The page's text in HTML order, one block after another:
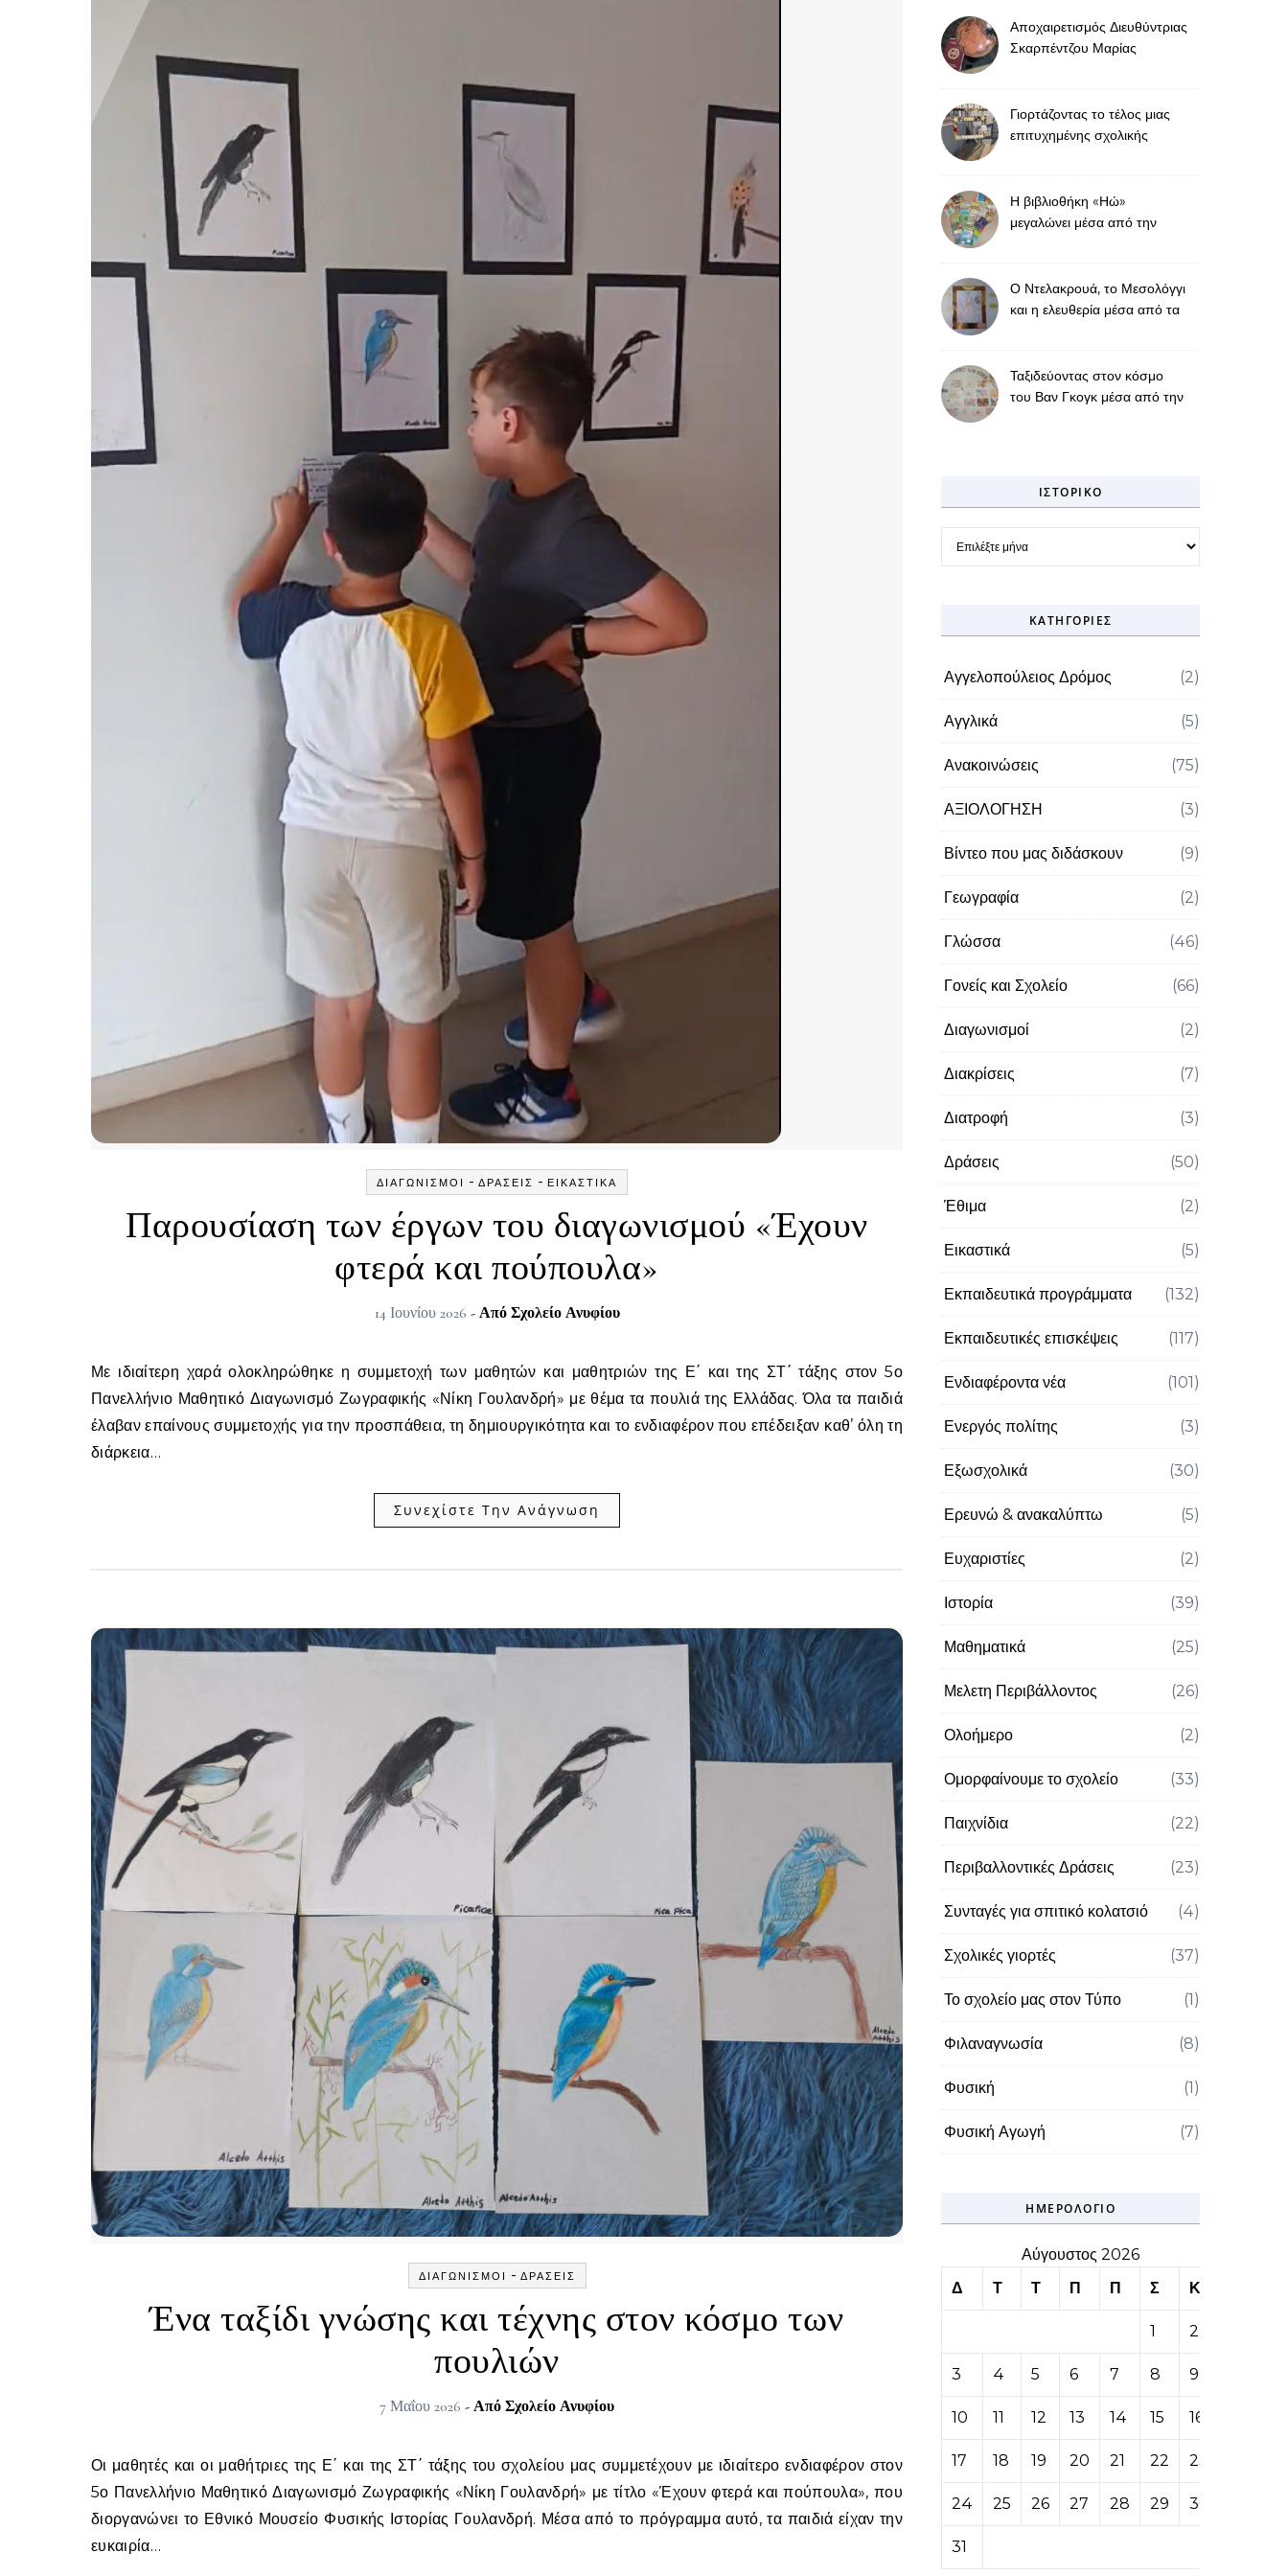
ΔΙΑΓΩΝΙΣΜΟΊ - ΔΡΆΣΕΙΣ - ΕΙΚΑΣΤΙΚΆ
Παρουσίαση των έργων του διαγωνισμού «Έχουν
φτερά και πούπουλα»
14 Ιουνίου 2026 - Από Σχολείο Ανυφίου
Με ιδιαίτερη χαρά ολοκληρώθηκε η συμμετοχή των μαθητών και μαθητριών της Ε΄ και της ΣΤ΄ τάξης στον 5ο
Πανελλήνιο Μαθητικό Διαγωνισμό Ζωγραφικής «Νίκη Γουλανδρή» με θέμα τα πουλιά της Ελλάδας. Όλα τα παιδιά
έλαβαν επαίνους συμμετοχής για την προσπάθεια, τη δημιουργικότητα και το ενδιαφέρον που επέδειξαν καθ’ όλη τη
διάρκεια…
Συνεχίστε Την Ανάγνωση
ΔΙΑΓΩΝΙΣΜΟΊ - ΔΡΆΣΕΙΣ
Ένα ταξίδι γνώσης και τέχνης στον κόσμο των
πουλιών
7 Μαΐου 2026 - Από Σχολείο Ανυφίου
Οι μαθητές και οι μαθήτριες της Ε΄ και της ΣΤ΄ τάξης του σχολείου μας συμμετέχουν με ιδιαίτερο ενδιαφέρον στον
5ο Πανελλήνιο Μαθητικό Διαγωνισμό Ζωγραφικής «Νίκη Γουλανδρή» με τίτλο «Έχουν φτερά και πούπουλα», που
διοργανώνει το Εθνικό Μουσείο Φυσικής Ιστορίας Γουλανδρή. Μέσα από το πρόγραμμα αυτό, τα παιδιά είχαν την
ευκαιρία…
Αποχαιρετισμός Διευθύντριας
Σκαρπέντζου Μαρίας
Γιορτάζοντας το τέλος μιας
επιτυχημένης σχολικής
Η βιβλιοθήκη «Ηώ»
μεγαλώνει μέσα από την
Ο Ντελακρουά, το Μεσολόγγι
και η ελευθερία μέσα από τα
Ταξιδεύοντας στον κόσμο
του Βαν Γκογκ μέσα από την
ΙΣΤΟΡΙΚΌ
Ιστορικό
KΑΤΗΓΟΡΊΕΣ
Αγγελοπούλειος Δρόμος (2)
Αγγλικά (5)
Ανακοινώσεις (75)
ΑΞΙΟΛΟΓΗΣΗ (3)
Βίντεο που μας διδάσκουν (9)
Γεωγραφία (2)
Γλώσσα (46)
Γονείς και Σχολείο (66)
Διαγωνισμοί (2)
Διακρίσεις (7)
Διατροφή (3)
Δράσεις (50)
Έθιμα (2)
Εικαστικά (5)
Εκπαιδευτικά προγράμματα (132)
Εκπαιδευτικές επισκέψεις (117)
Ενδιαφέροντα νέα (101)
Ενεργός πολίτης (3)
Εξωσχολικά (30)
Ερευνώ & ανακαλύπτω (5)
Ευχαριστίες (2)
Ιστορία (39)
Μαθηματικά (25)
Μελετη Περιβάλλοντος (26)
Ολοήμερο (2)
Ομορφαίνουμε το σχολείο (33)
Παιχνίδια (22)
Περιβαλλοντικές Δράσεις (23)
Συνταγές για σπιτικό κολατσιό (4)
Σχολικές γιορτές (37)
Το σχολείο μας στον Τύπο (1)
Φιλαναγνωσία (8)
Φυσική (1)
Φυσική Αγωγή (7)
ΗΜΕΡΟΛΌΓΙΟ
Αύγουστος 2026
Δ
Τ Τ Π Π Σ Κ
1 2
3 4 5 6 7 8 9
10 11 12 13 14 15 16
17 18 19 20 21 22 23
24 25 26 27 28 29 30
31